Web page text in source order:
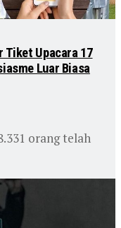
Tiket Upacara 17
Luar Biasa
orang telah